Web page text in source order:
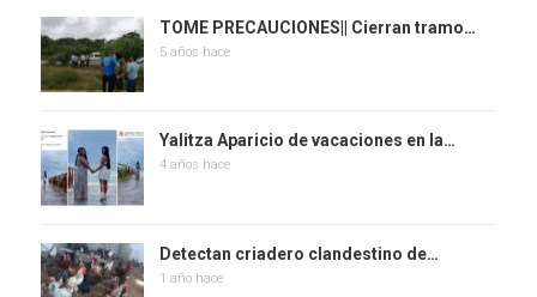
TOME PRECAUCIONES|| Cierran tramo…
5 años hace
Yalitza Aparicio de vacaciones en la…
4 años hace
Detectan criadero clandestino de…
1 año hace